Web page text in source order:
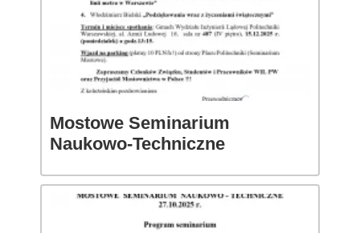
Mostowe Seminarium
Naukowo-Techniczne